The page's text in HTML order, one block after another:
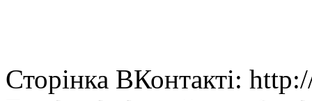
Сторінка ВКонтакті: